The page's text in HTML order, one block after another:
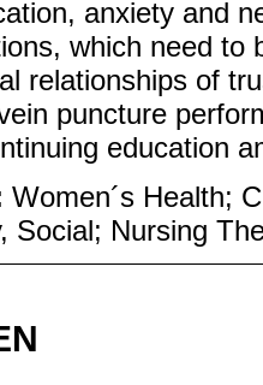
anxiety and
which need to
relationships of
puncture
education
Women´s Health;
Social; Nursing